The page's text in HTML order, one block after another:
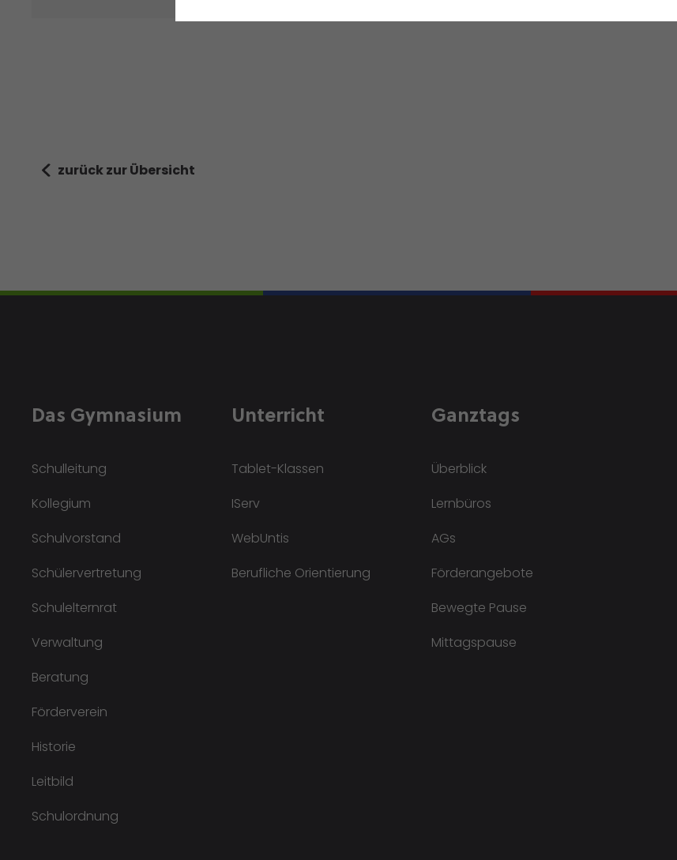
zurück zur Übersicht
Das Gymnasium
Schulleitung
Kollegium
Schulvorstand
Schülervertretung
Schulelternrat
Verwaltung
Beratung
Förderverein
Historie
Leitbild
Schulordnung
Unterricht
Tablet-Klassen
IServ
WebUntis
Berufliche Orientierung
Ganztags
Überblick
Lernbüros
AGs
Förderangebote
Bewegte Pause
Mittagspause